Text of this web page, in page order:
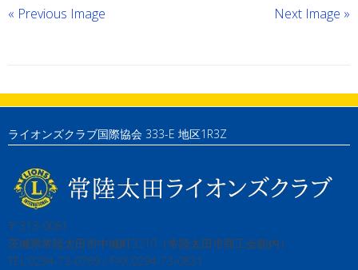
« Previous Image Next Image »
ライオンズクラブ国際協会 333-E 地区1R3Z
〒313-0061
茨城県常陸太田市中城町3210（常陸太田市商工会館内）
TEL:0294-73-0769 / FAX:0294-73-0831